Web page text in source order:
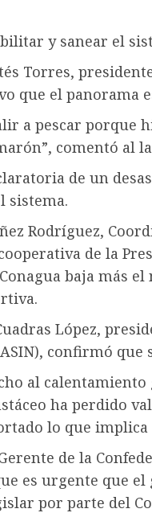
y sanear el
Torres,
que el panorama
a pescar porque
comentó al
de un
sistema.
Rodríguez,
de la
baja más
López,
confirmó
al calentamiento
ha perdido
lo que
de la
es urgente que
por parte del